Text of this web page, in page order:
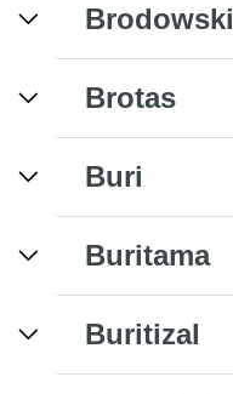
Brodowski
Brotas
Buri
Buritama
Buritizal